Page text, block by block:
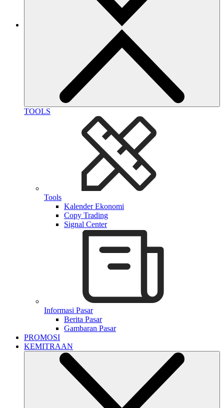
TOOLS
Tools
Kalender Ekonomi
Copy Trading
Signal Center
Informasi Pasar
Berita Pasar
Gambaran Pasar
PROMOSI
KEMITRAAN